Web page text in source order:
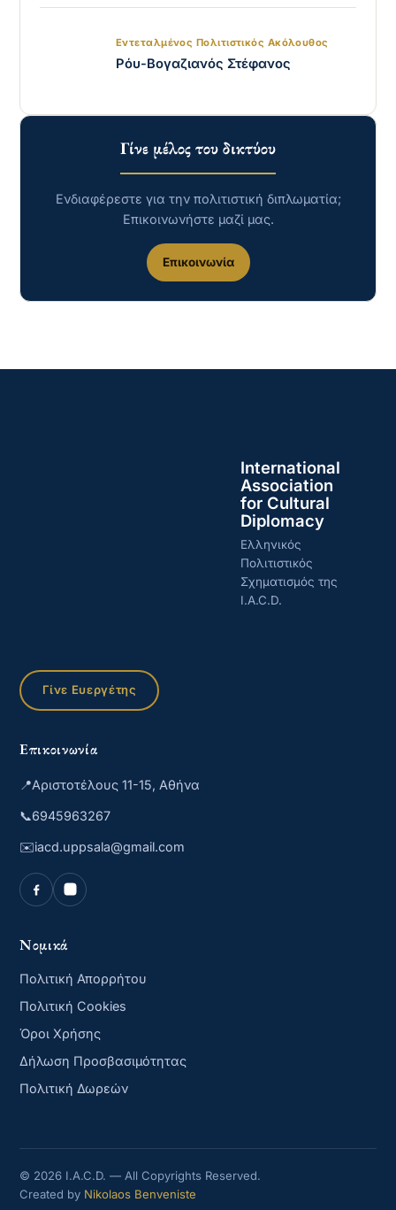
Εντεταλμένος Πολιτιστικός Ακόλουθος
Ρόυ-Βογαζιανός Στέφανος
Γίνε μέλος του δικτύου
Ενδιαφέρεστε για την πολιτιστική διπλωματία;
Επικοινωνήστε μαζί μας.
Επικοινωνία
International
Association
for Cultural
Diplomacy
Ελληνικός
Πολιτιστικός
Σχηματισμός της
I.A.C.D.
Γίνε Ευεργέτης
Επικοινωνία
📍Αριστοτέλους 11-15, Αθήνα
📞6945963267
✉️iacd.uppsala@gmail.com
Νομικά
Πολιτική Απορρήτου
Πολιτική Cookies
Όροι Χρήσης
Δήλωση Προσβασιμότητας
Πολιτική Δωρεών
© 2026 I.A.C.D. — All Copyrights Reserved.
Created by Nikolaos Benveniste